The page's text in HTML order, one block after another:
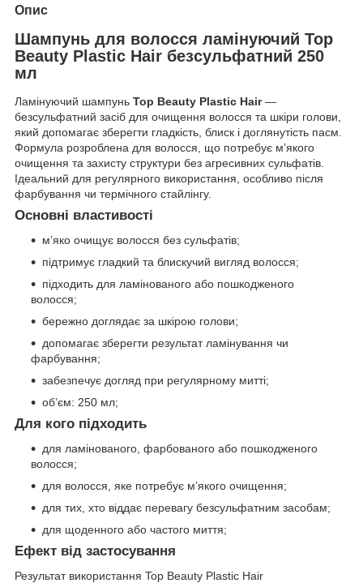
Опис
Шампунь для волосся ламінуючий Top
Beauty Plastic Hair безсульфатний 250
мл
Ламінуючий шампунь Top Beauty Plastic Hair—
безсульфатний засіб для очищення волосся та шкіри голови,
який допомагає зберегти гладкість, блиск і доглянутість пасм.
Формула розроблена для волосся, що потребує м’якого
очищення та захисту структури без агресивних сульфатів.
Ідеальний для регулярного використання, особливо після
фарбування чи термічного стайлінгу.
Основні властивості
м’яко очищує волосся без сульфатів;
підтримує гладкий та блискучий вигляд волосся;
підходить для ламінованого або пошкодженого
волосся;
бережно доглядає за шкірою голови;
допомагає зберегти результат ламінування чи
фарбування;
забезпечує догляд при регулярному митті;
об’єм: 250 мл;
Для кого підходить
для ламінованого, фарбованого або пошкодженого
волосся;
для волосся, яке потребує м’якого очищення;
для тих, хто віддає перевагу безсульфатним засобам;
для щоденного або частого миття;
Ефект від застосування
Результат використання Top Beauty Plastic Hair